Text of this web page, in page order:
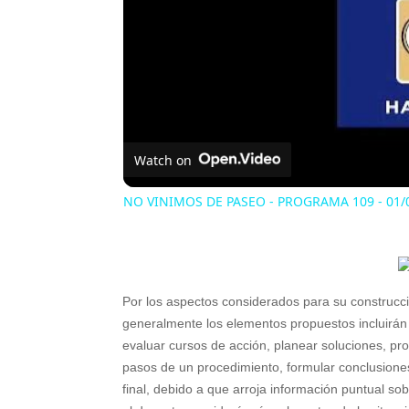
Watch on
NO VINIMOS DE PASEO - PROGRAMA 109 -
Por los aspectos considerados para su
generalmente los elementos propuestos
evaluar cursos de acción, planear soluciones,
pasos de un procedimiento, formular
final, debido a que arroja información puntual